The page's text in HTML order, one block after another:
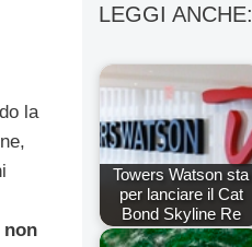
la
LEGGI ANCHE:
Towers Watson sta
per lanciare il Cat
Bond Skyline Re